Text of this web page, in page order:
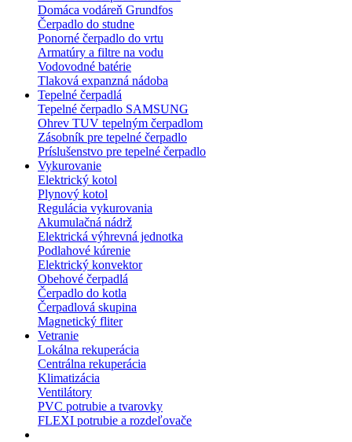
Domáca vodáreň Grundfos
Čerpadlo do studne
Ponorné čerpadlo do vrtu
Armatúry a filtre na vodu
Vodovodné batérie
Tlaková expanzná nádoba
Tepelné čerpadlá
Tepelné čerpadlo SAMSUNG
Ohrev TUV tepelným čerpadlom
Zásobník pre tepelné čerpadlo
Príslušenstvo pre tepelné čerpadlo
Vykurovanie
Elektrický kotol
Plynový kotol
Regulácia vykurovania
Akumulačná nádrž
Elektrická výhrevná jednotka
Podlahové kúrenie
Elektrický konvektor
Obehové čerpadlá
Čerpadlo do kotla
Čerpadlová skupina
Magnetický fliter
Vetranie
Lokálna rekuperácia
Centrálna rekuperácia
Klimatizácia
Ventilátory
PVC potrubie a tvarovky
FLEXI potrubie a rozdeľovače